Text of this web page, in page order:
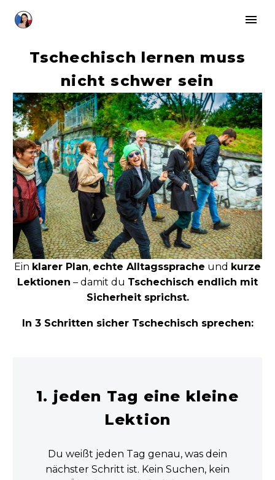
Tschechisch lernen muss
nicht schwer sein
Ein klarer Plan, echte Alltagssprache und kurze
Lektionen – damit du Tschechisch endlich mit
Sicherheit sprichst.
In 3 Schritten sicher Tschechisch sprechen:
1. jeden Tag eine kleine
Lektion
Du weißt jeden Tag genau, was dein
nächster Schritt ist. Kein Suchen, kein